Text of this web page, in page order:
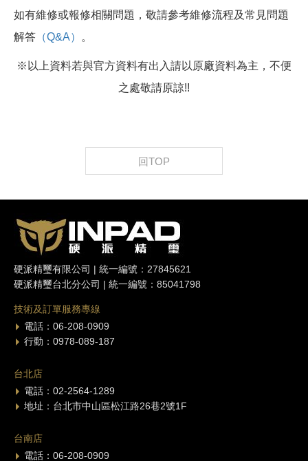
如有維修或報修相關問題，敬請參考維修流程及常見問題
解答 （Q&A） 。
※以上資料若與官方資料有出入請以原廠資料為主，不便
之處敬請原諒!!
回TOP
硬派精璽有限公司 | 統一編號：27845621
硬派精璽台北分公司 | 統一編號：85041798
技術及訂單服務專線
電話：06-208-0909
行動：0978-089-187
台北店
電話：02-2564-1289
地址：台北市中山區松江路26巷2號1F
台南店
電話：06-208-0909